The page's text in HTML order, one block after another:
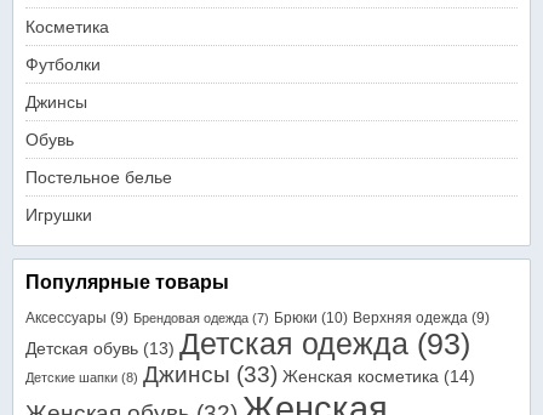
Косметика
Футболки
Джинсы
Обувь
Постельное белье
Игрушки
Популярные товары
Аксессуары (9) Брендовая одежда (7) Брюки (10) Верхняя одежда (9)
Детская обувь (13) Детская одежда (93)
Детские шапки (8) Джинсы (33) Женская косметика (14)